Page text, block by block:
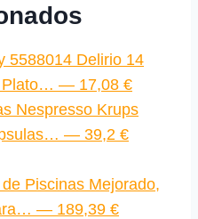
5588014 Delirio 14
Plato… — 17,08 €
Nespresso Krups
— 39,2 €
Piscinas Mejorado,
— 189,39 €